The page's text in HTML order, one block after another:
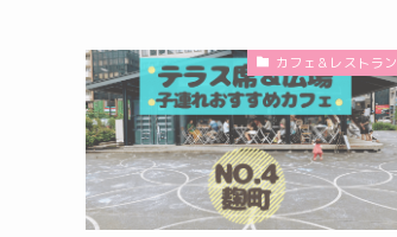
カフェ＆レストラン